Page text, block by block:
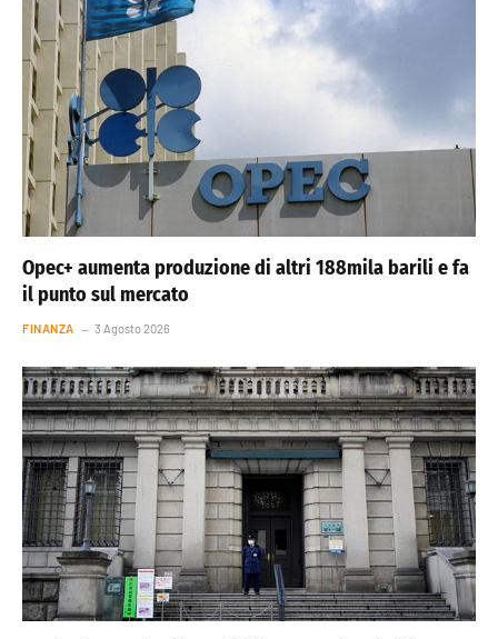
Opec+ aumenta produzione di altri 188mila barili e fa
il punto sul mercato
FINANZA 3 Agosto 2026